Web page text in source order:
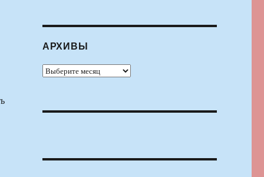
АРХИВЫ
Архивы